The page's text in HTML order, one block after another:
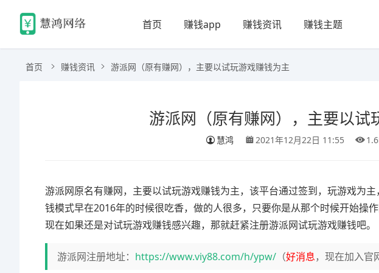
首页 赚钱app 赚钱资讯 赚钱主题
首页 赚钱资讯 游派网（原有赚网），主要以试玩游戏赚钱为主
游派网（原有赚网），主要以试
慧鸿 2021年12月22日 11:55
游派网原名有赚网，主要以试玩游戏赚钱为主，该平台通过签到，玩游戏为
钱模式早在2016年的时候很吃香，做的人很多，只要你是从那个时候开始操
现在如果还是对试玩游戏赚钱感兴趣，那就赶紧注册游派网试玩游戏赚钱吧。
游派网注册地址： https://www.viy88.com/h/ypw/ （好消息，现在加入官